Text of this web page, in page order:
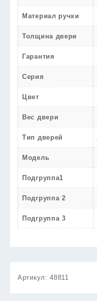
Материал ручки
Толщина двери
Гарантия
Серия
Цвет
Вес двери
Тип дверей
Модель
Подгруппа1
Подгруппа 2
Подгруппа 3
Артикул:48811